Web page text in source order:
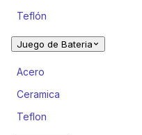
Teflón
Juego de Bateria
Acero
Ceramica
Teflon